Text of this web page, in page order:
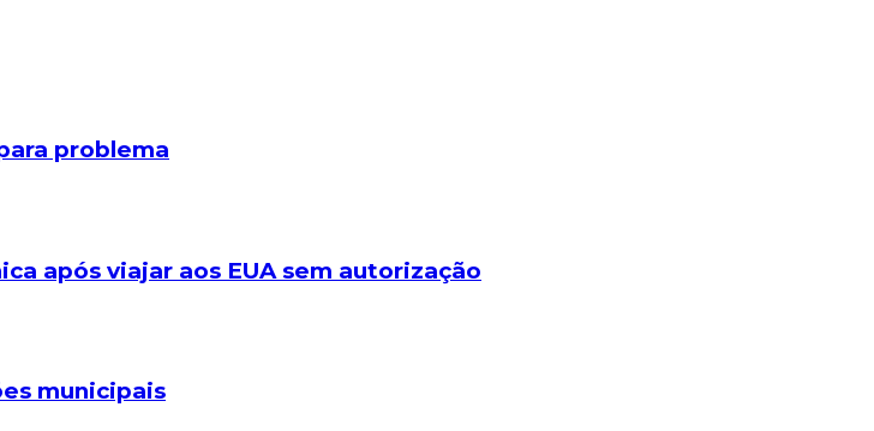
problema
após viajar aos EUA sem autorização
municipais